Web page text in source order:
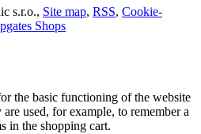
s.r.o., Site map, RSS, Cookie-
Shops
the basic functioning of the website
used, for example, to remember a
in the shopping cart.